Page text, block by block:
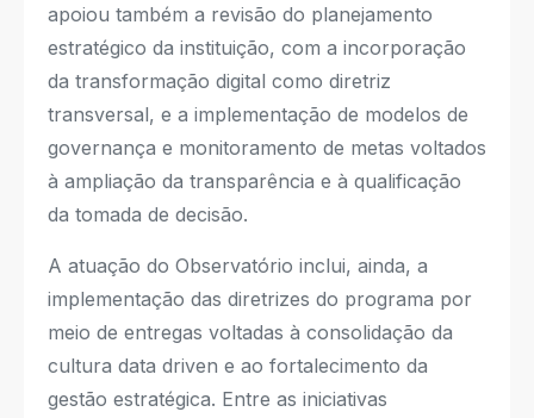
apoiou também a revisão do planejamento
estratégico da instituição, com a incorporação
da transformação digital como diretriz
transversal, e a implementação de modelos de
governança e monitoramento de metas voltados
à ampliação da transparência e à qualificação
da tomada de decisão.
A atuação do Observatório inclui, ainda, a
implementação das diretrizes do programa por
meio de entregas voltadas à consolidação da
cultura data driven e ao fortalecimento da
gestão estratégica. Entre as iniciativas